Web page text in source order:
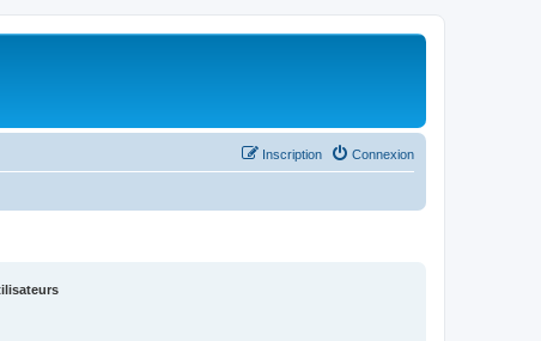
Connexion
Inscription